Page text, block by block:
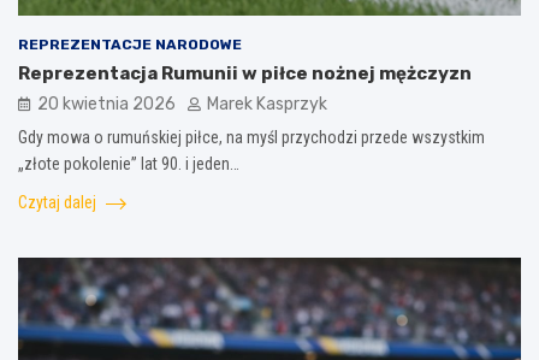
REPREZENTACJE NARODOWE
Reprezentacja Rumunii w piłce nożnej mężczyzn
20 kwietnia 2026 Marek Kasprzyk
Gdy mowa o rumuńskiej piłce, na myśl przychodzi przede wszystkim
„złote pokolenie” lat 90. i jeden…
Czytaj dalej